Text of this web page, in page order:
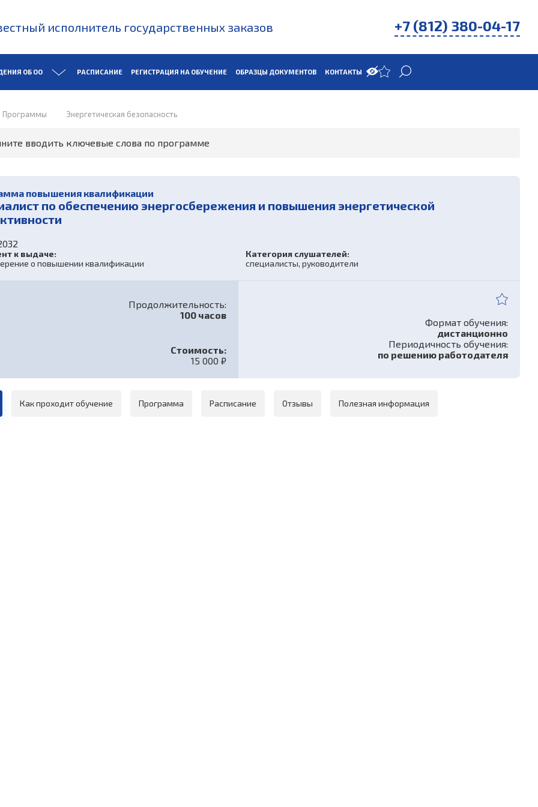
исполнитель государственных заказов +7 (812) 380-04-17
ОБ ОО РАСПИСАНИЕ РЕГИСТРАЦИЯ НА ОБУЧЕНИЕ ОБРАЗЦЫ ДОКУМЕНТОВ КОНТАКТЫ
Программы Энергетическая безопасность
повышения квалификации
по обеспечению энергосбережения и повышения энергетической
к выдаче:
о повышении квалификации
Категория слушателей:
специалисты, руководители
Продолжительность:
100 часов
Стоимость:
15 000 ₽
Формат обучения:
дистанционно
Периодичность обучения:
по решению работодателя
Как проходит обучение Программа Расписание Отзывы Полезная информация